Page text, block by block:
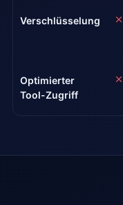
Verschlüsselung
Optimierter
Tool-Zugriff